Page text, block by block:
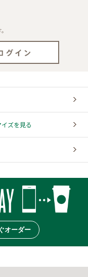
ズを見る
オーダー